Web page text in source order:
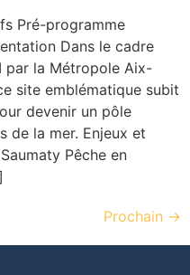
Pré-programme
Dans le cadre
par la Métropole Aix-
site emblématique subit
devenir un pôle
de la mer. Enjeux et
Pêche en
Prochain →